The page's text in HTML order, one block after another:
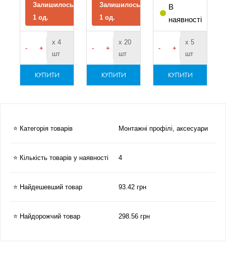
Залишилось
1 од.
- +
х 4
шт
КУПИТИ
Залишилось
1 од.
- +
х 20
шт
КУПИТИ
В
наявності
- +
х 5
шт
КУПИТИ
⭐ Категорія товарів Монтажні профілі, аксесуари
⭐ Кількість товарів у наявності 4
⭐ Найдешевший товар 93.42 грн
⭐ Найдорожчий товар 298.56 грн